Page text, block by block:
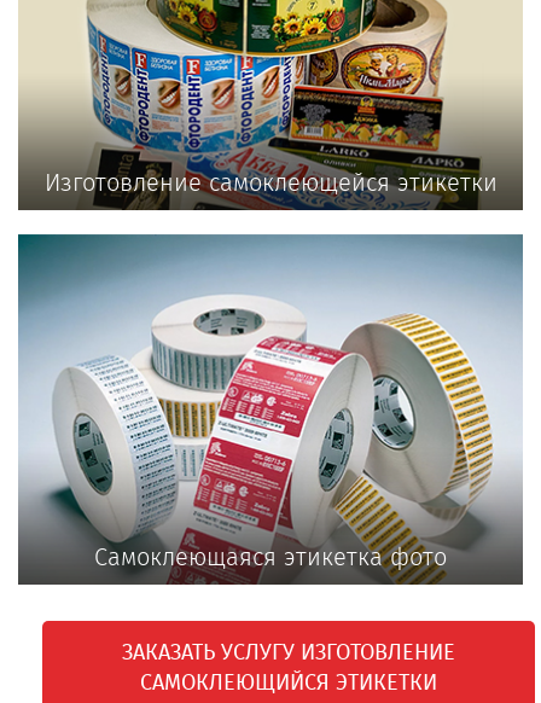
Изготовление самоклеющейся этикетки
Самоклеющаяся этикетка фото
ЗАКАЗАТЬ УСЛУГУ ИЗГОТОВЛЕНИЕ
САМОКЛЕЮЩИЙСЯ ЭТИКЕТКИ